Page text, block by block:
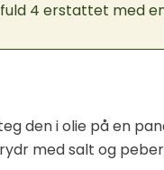
4 erstattet med
den i olie på en
med salt og